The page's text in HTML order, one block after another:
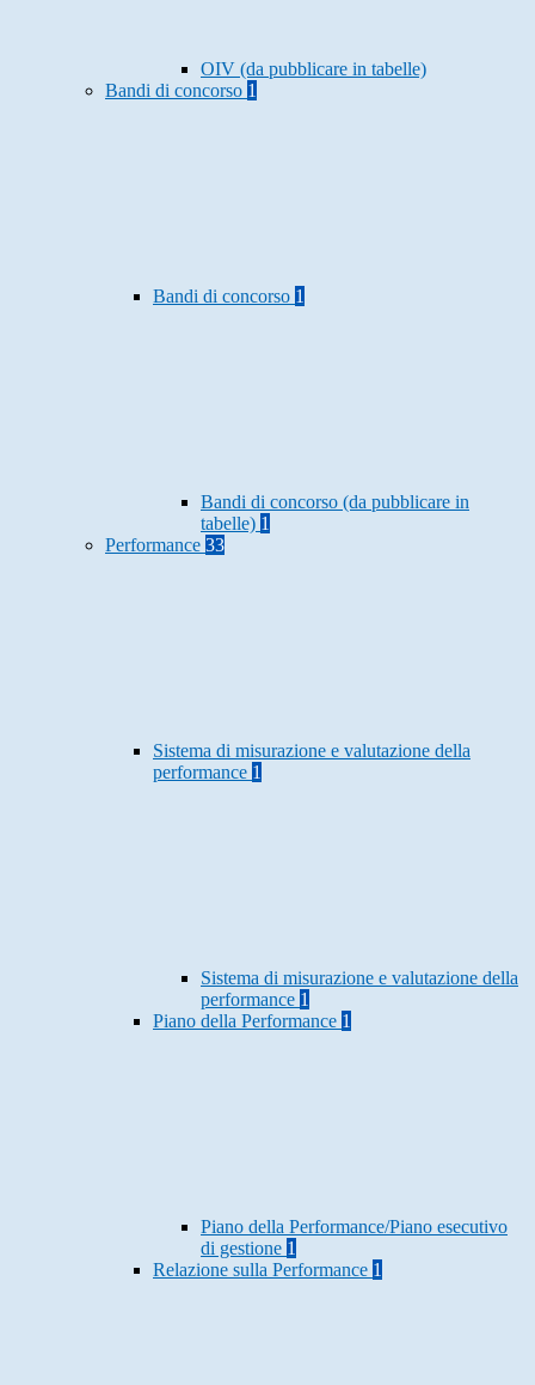
OIV (da pubblicare in tabelle)
Bandi di concorso 1
Bandi di concorso 1
Bandi di concorso (da pubblicare in
tabelle) 1
Performance 33
Sistema di misurazione e valutazione della
performance 1
Sistema di misurazione e valutazione della
performance 1
Piano della Performance 1
Piano della Performance/Piano esecutivo
di gestione 1
Relazione sulla Performance 1